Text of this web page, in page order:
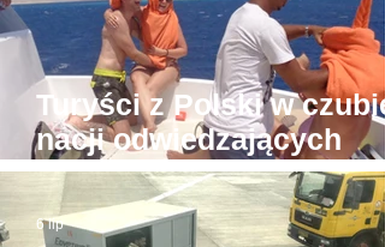
Turyści z Polski w czubie
nacji odwiedzających
Hurghadę
6 lip